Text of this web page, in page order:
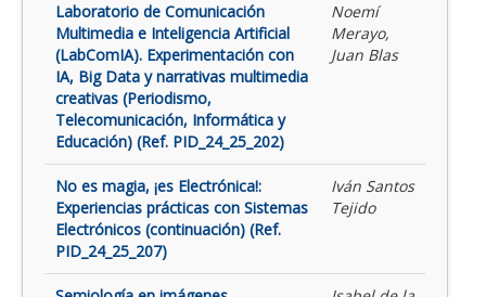
Laboratorio de Comunicación
Multimedia e Inteligencia Artificial
(LabComIA). Experimentación con
IA, Big Data y narrativas multimedia
creativas (Periodismo,
Telecomunicación, Informática y
Educación) (Ref. PID_24_25_202)
Noemí
Merayo,
Juan Blas
No es magia, ¡es Electrónica!:
Experiencias prácticas con Sistemas
Electrónicos (continuación) (Ref.
PID_24_25_207)
Iván Santos
Tejido